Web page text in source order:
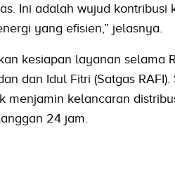
Ini adalah wujud
yang efisien,” jelasnya.
kesiapan layanan selama
dan Idul Fitri (Satgas
menjamin kelancaran
24 jam.